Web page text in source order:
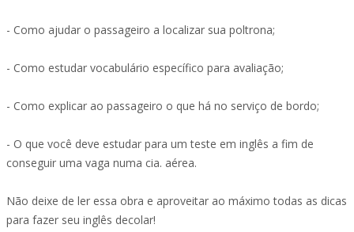
- Como ajudar o passageiro a localizar sua poltrona;
- Como estudar vocabulário específico para avaliação;
- Como explicar ao passageiro o que há no serviço de bordo;
- O que você deve estudar para um teste em inglês a fim de
conseguir uma vaga numa cia. aérea.
Não deixe de ler essa obra e aproveitar ao máximo todas as dicas
para fazer seu inglês decolar!